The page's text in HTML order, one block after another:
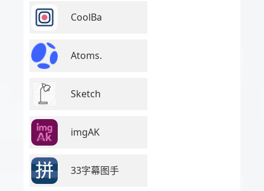
CoolBa
Atoms.
Sketch
imgAK
33字幕图手